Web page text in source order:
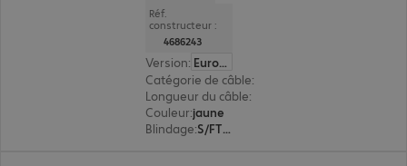
Réf.
constructeur :
4686243
Version:
Europe
Catégorie de câble:
Longueur du câble:
Couleur:jaune
Blindage: S/FTP (PIMF)